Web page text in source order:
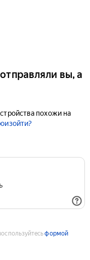
вы, а
похожи на
формой